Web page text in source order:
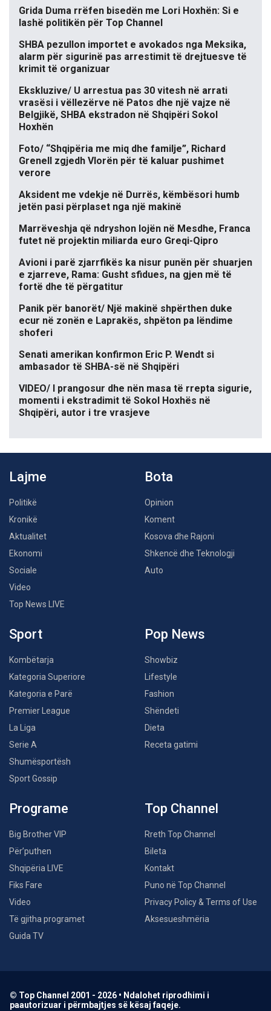
Grida Duma rrëfen bisedën me Lori Hoxhën: Si e
lashë politikën për Top Channel
SHBA pezullon importet e avokados nga Meksika,
alarm për sigurinë pas arrestimit të drejtuesve të
krimit të organizuar
Ekskluzive/ U arrestua pas 30 vitesh në arrati
vrasësi i vëllezërve në Patos dhe një vajze në
Belgjikë, SHBA ekstradon në Shqipëri Sokol
Hoxhën
Foto/ “Shqipëria me miq dhe familje”, Richard
Grenell zgjedh Vlorën për të kaluar pushimet
verore
Aksident me vdekje në Durrës, këmbësori humb
jetën pasi përplaset nga një makinë
Marrëveshja që ndryshon lojën në Mesdhe, Franca
futet në projektin miliarda euro Greqi-Qipro
Avioni i parë zjarrfikës ka nisur punën për shuarjen
e zjarreve, Rama: Gusht sfidues, na gjen më të
fortë dhe të përgatitur
Panik për banorët/ Një makinë shpërthen duke
ecur në zonën e Laprakës, shpëton pa lëndime
shoferi
Senati amerikan konfirmon Eric P. Wendt si
ambasador të SHBA-së në Shqipëri
VIDEO/ I prangosur dhe nën masa të rrepta sigurie,
momenti i ekstradimit të Sokol Hoxhës në
Shqipëri, autor i tre vrasjeve
Lajme
Politikë
Kronikë
Aktualitet
Ekonomi
Sociale
Video
Top News LIVE
Bota
Opinion
Koment
Kosova dhe Rajoni
Shkencë dhe Teknologji
Auto
Sport
Kombëtarja
Kategoria Superiore
Kategoria e Parë
Premier League
La Liga
Serie A
Shumësportësh
Sport Gossip
Pop News
Showbiz
Lifestyle
Fashion
Shëndeti
Dieta
Receta gatimi
Programe
Big Brother VIP
Për’puthen
Shqipëria LIVE
Fiks Fare
Video
Të gjitha programet
Guida TV
Top Channel
Rreth Top Channel
Bileta
Kontakt
Puno në Top Channel
Privacy Policy & Terms of Use
Aksesueshmëria
© Top Channel 2001 - 2026 • Ndalohet riprodhimi i
paautorizuar i përmbajtjes së kësaj faqeje.